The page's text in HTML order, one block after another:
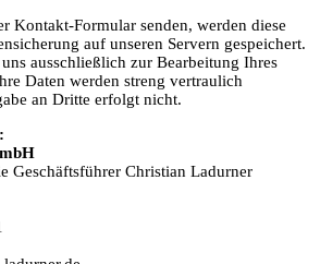
Kontakt-Formular senden, werden diese
auf unseren Servern gespeichert.
ausschließlich zur Bearbeitung Ihres
Daten werden streng vertraulich
an Dritte erfolgt nicht.
Geschäftsführer Christian Ladurner